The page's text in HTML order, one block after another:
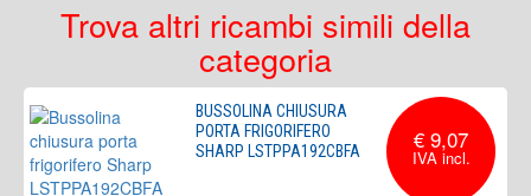
Trova altri ricambi simili della
categoria
BUSSOLINA CHIUSURA
PORTA FRIGORIFERO
SHARP LSTPPA192CBFA
€ 9,07